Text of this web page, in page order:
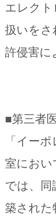
エレクト
扱いをさ
許侵害に
■第三者
「イー
室におい
では、同
築された